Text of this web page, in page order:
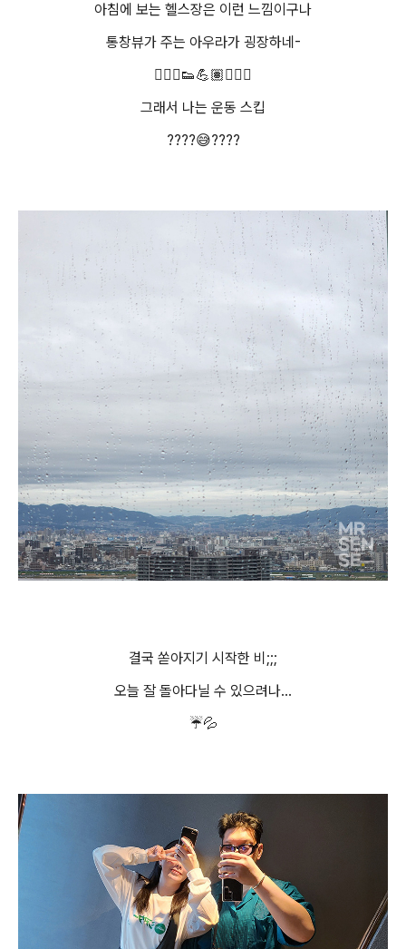
아침에 보는 헬스장은 이런 느낌이구나
통창뷰가 주는 아우라가 굉장하네-
🏃🏽‍♀️👟💪🏽🏋🏽‍♀️
그래서 나는 운동 스킵
????😅????
결국 쏟아지기 시작한 비;;;
오늘 잘 돌아다닐 수 있으려나...
☔💦